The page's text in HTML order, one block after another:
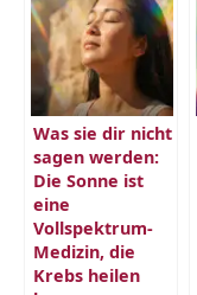
Was sie dir nicht
sagen werden:
Die Sonne ist
eine
Vollspektrum-
Medizin, die
Krebs heilen